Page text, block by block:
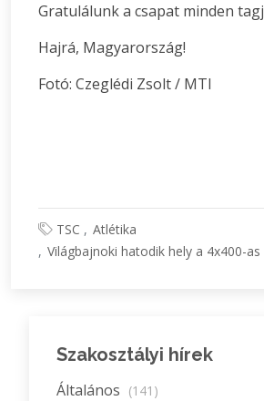
Gratulálunk a csapat minden
Hajrá, Magyarország!
Fotó: Czeglédi Zsolt / MTI
TSC
Atlétika
Világbajnoki hatodik hely a 4x400-
Szakosztályi hírek
Általános (141)